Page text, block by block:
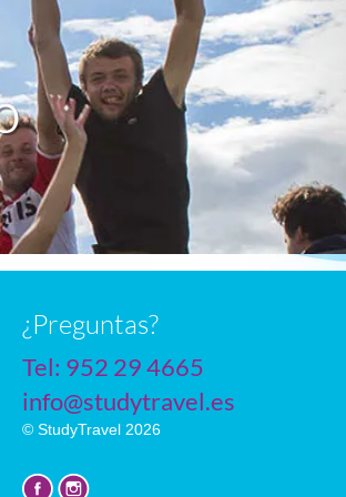
¿Preguntas?
Tel: 952 29 4665
info@studytravel.es
© StudyTravel 2026